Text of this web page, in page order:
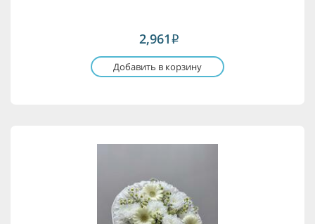
2,961 i
Добавить в корзину